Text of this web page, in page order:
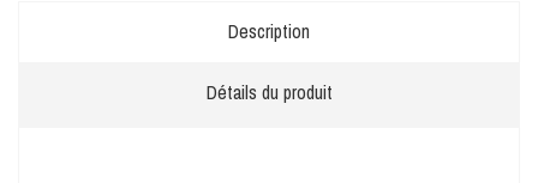
Description
Détails du produit